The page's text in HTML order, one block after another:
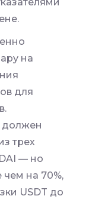
на
для
должен
трех
— но
чем на 70%,
USDT до